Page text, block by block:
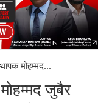
मोहम्मद...
जुबैर